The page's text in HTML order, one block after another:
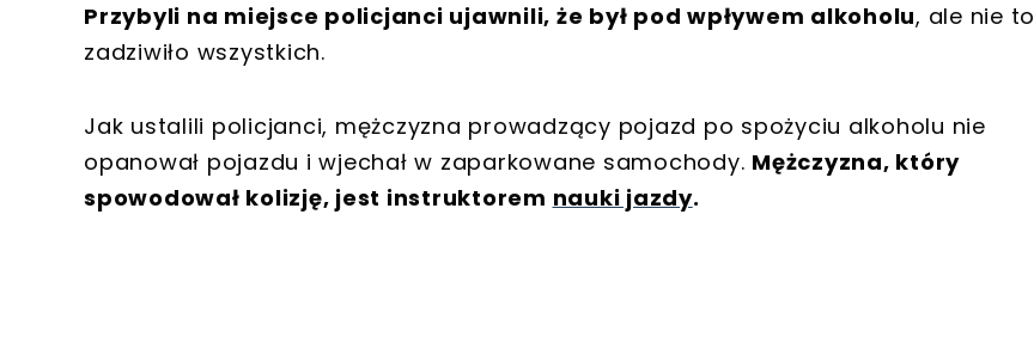
Przybyli na miejsce policjanci ujawnili, że był pod wpływem alkoholu, ale nie to
zadziwiło wszystkich.
Jak ustalili policjanci, mężczyzna prowadzący pojazd po spożyciu alkoholu nie
opanował pojazdu i wjechał w zaparkowane samochody. Mężczyzna, który
spowodował kolizję, jest instruktorem nauki jazdy.